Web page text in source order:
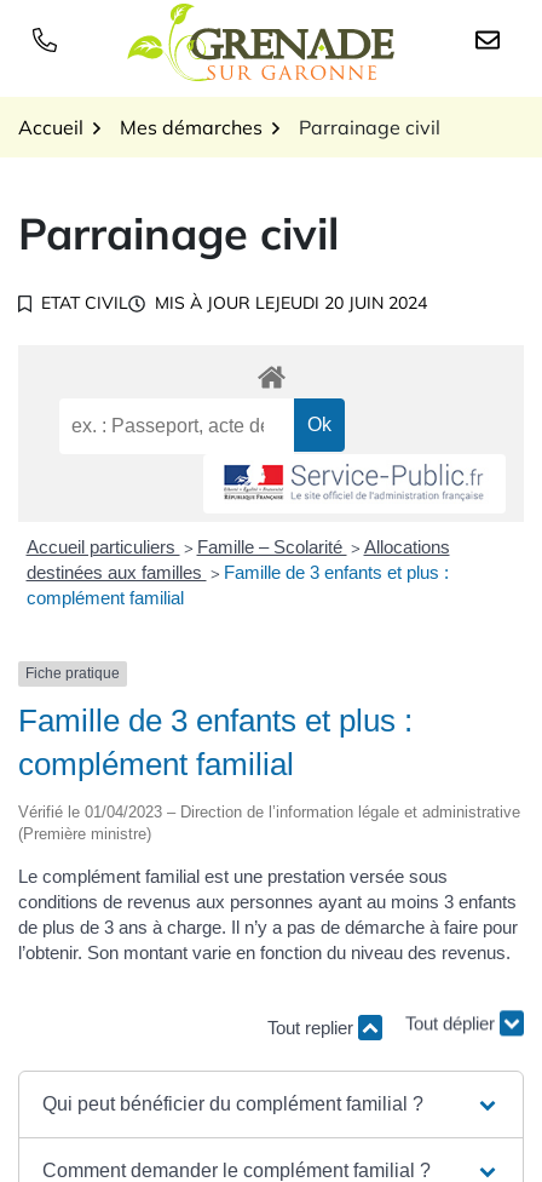
Logo Grenade sur
Accueil Mes démarches Parrainage civil
Parrainage civil
ETAT CIVIL MIS À JOUR LEJEUDI 20 JUIN 2024
Accueil particuliers > Famille – Scolarité > Allocations
destinées aux familles > Famille de 3 enfants et plus :
complément familial
Fiche pratique
Famille de 3 enfants et plus :
complément familial
Vérifié le 01/04/2023 – Direction de l’information légale et administrative
(Première ministre)
Le complément familial est une prestation versée sous
conditions de revenus aux personnes ayant au moins 3 enfants
de plus de 3 ans à charge. Il n’y a pas de démarche à faire pour
l’obtenir. Son montant varie en fonction du niveau des revenus.
Tout replier Tout déplier
Qui peut bénéficier du complément familial ?
Comment demander le complément familial ?